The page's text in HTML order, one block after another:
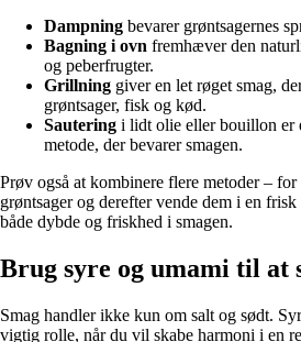
Dampning bevarer grøntsagernes
Bagning i ovn fremhæver den
og peberfrugter.
Grillning giver en let røget smag,
grøntsager, fisk og kød.
Sautering i lidt olie eller bouillon er
metode, der bevarer smagen.
Prøv også at kombinere flere metoder – for
grøntsager og derefter vende dem i en
både dybde og friskhed i smagen.
Brug syre og umami til at
Smag handler ikke kun om salt og sødt.
vigtig rolle, når du vil skabe harmoni i en